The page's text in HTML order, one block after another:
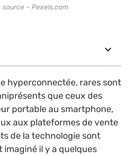
source - Pexels.com
hyperconnectée, rares sont
que ceux des
portable au smartphone,
aux plateformes de vente
de la technologie sont
imaginé il y a quelques